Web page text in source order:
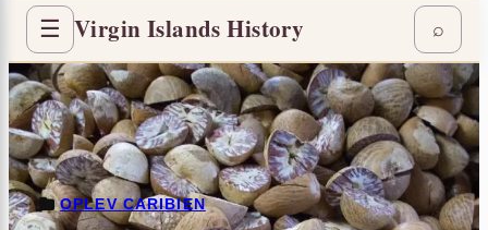
☰ Virgin Islands History ⌕
OPLEV CARIBIEN